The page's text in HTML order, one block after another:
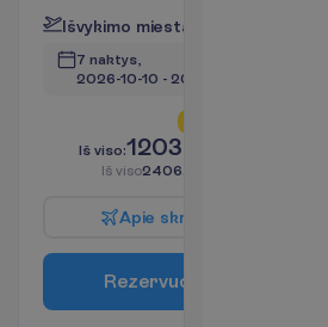
Išvykimo miesta
7 naktys,
2026-10-10 - 2026-10-17
Iš viso:1203.33
Iš viso2406.66
Apie skr
Rezervuo